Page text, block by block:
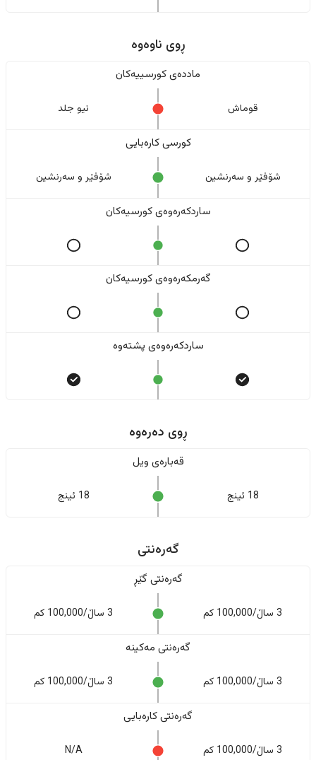
ڕوی ناوەوە
ماددەی کورسییەکان
قوماش نیو جلد
کورسی کارەبایی
شۆفێر و سەرنشین شۆفێر و سەرنشین
ساردکەرەوەی کورسیەکان
گەرمکەرەوەی کورسیەکان
ساردکەرەوەی پشتەوە
ڕوی دەرەوە
قەبارەی ویل
18 ئینج 18 ئینج
گەرەنتی
گەرەنتی گێڕ
3 ساڵ/100,000 کم 3 ساڵ/100,000 کم
گەرەنتی مەکینە
3 ساڵ/100,000 کم 3 ساڵ/100,000 کم
گەرەنتی کارەبایی
3 ساڵ/100,000 کم N/A